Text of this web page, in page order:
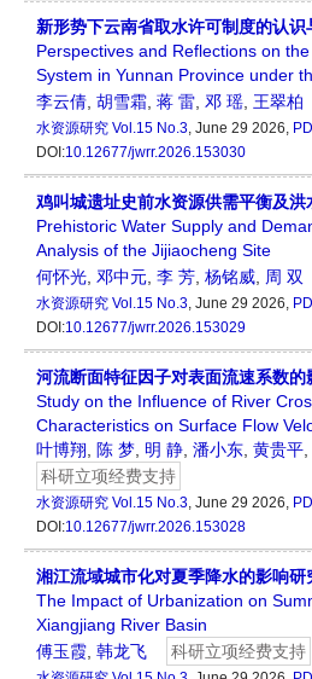
新形势下云南省取水许可制度的认识
Perspectives and Reflections on
System in Yunnan Province under
李云倩 胡雪霜 蒋 雷 邓 瑶 王翠柏
水资源研究 Vol.15 No.3, June 29 2026,
DOI:10.12677/jwrr.2026.153030
鸡叫城遗址史前水资源供需平衡及洪
Prehistoric Water Supply and
Analysis of the Jijiaocheng Site
何怀光 邓中元 李 芳 杨铭威 周 双
水资源研究 Vol.15 No.3, June 29 2026,
DOI:10.12677/jwrr.2026.153029
河流断面特征因子对表面流速系数的
Study on the Influence of River
Characteristics on Surface Flow
叶博翔
陈 梦 明 静 潘小东 黄贵平
科研立项经费支持
水资源研究 Vol.15 No.3, June 29 2026,
DOI:10.12677/jwrr.2026.153028
湘江流域城市化对夏季降水的影响研
The Impact of Urbanization on
Xiangjiang River Basin
傅玉霞 韩龙飞 科研立项经费支持